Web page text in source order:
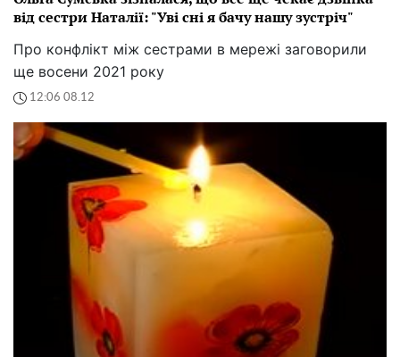
від сестри Наталії: "Уві сні я бачу нашу зустріч"
Про конфлікт між сестрами в мережі заговорили
ще восени 2021 року
12:06 08.12